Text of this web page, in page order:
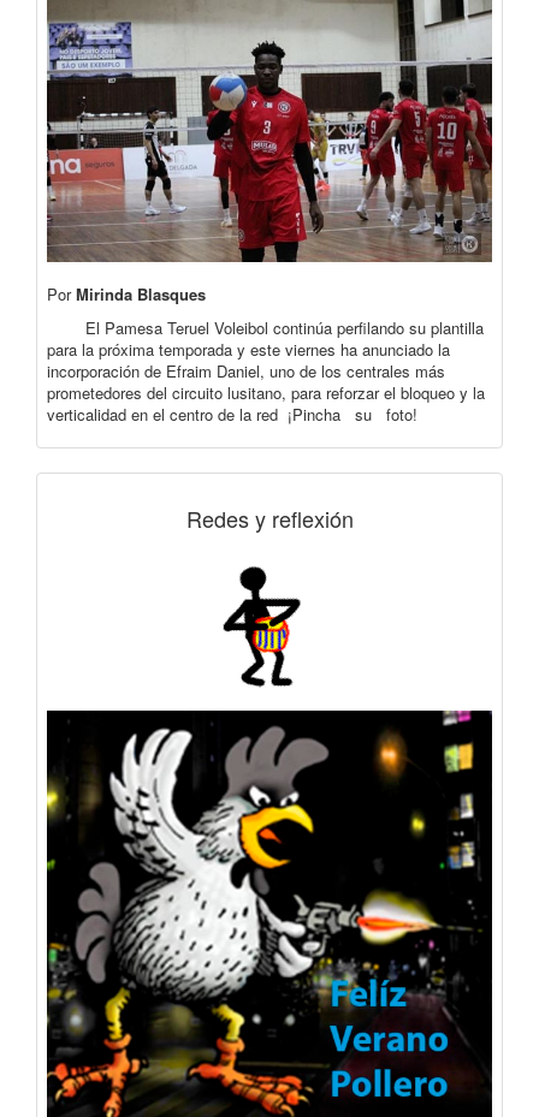
PorMirinda Blasques
El Pamesa Teruel Voleibol continúa perfilando su plantilla
para la próxima temporada y este viernes ha anunciado la
incorporación de Efraim Daniel, uno de los centrales más
prometedores del circuito lusitano, para reforzar el bloqueo y la
verticalidad en el centro de la red ¡Pincha su foto!
Redes y reflexión